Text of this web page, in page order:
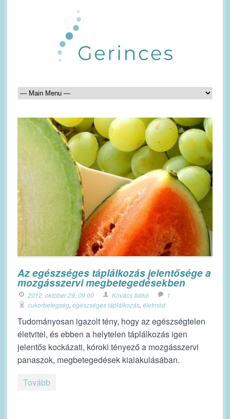
Az egészséges táplálkozás jelentősége a
mozgásszervi megbetegedésekben
2012. október 29. 09:00 Kovács Ildikó
1
cukorbetegség, egészséges táplálkozás, életmód
Tudományosan igazolt tény, hogy az egészségtelen
életvitel, és ebben a helytelen táplálkozás igen
jelentős kockázati, kóroki tényező a mozgásszervi
panaszok, megbetegedések kialakulásában.
Tovább